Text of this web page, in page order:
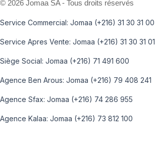
© 2026 Jomaa SA - Tous droits réservés
Service Commercial: Jomaa (+216) 31 30 31 00
Service Apres Vente: Jomaa (+216) 31 30 31 01
Siège Social: Jomaa (+216) 71 491 600
Agence Ben Arous: Jomaa (+216) 79 408 241
Agence Sfax: Jomaa (+216) 74 286 955
Agence Kalaa: Jomaa (+216) 73 812 100